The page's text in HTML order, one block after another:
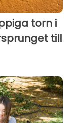
torn i
till